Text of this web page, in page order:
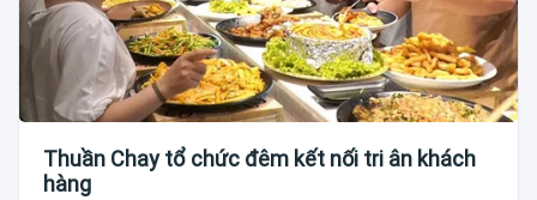
Thuần Chay tổ chức đêm kết nối tri ân khách
hàng